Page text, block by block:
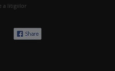
a litigiilor